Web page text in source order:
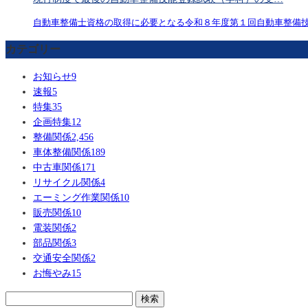
自動車整備士資格の取得に必要となる令和８年度第１回自動車整備
カテゴリー
お知らせ9
速報5
特集35
企画特集12
整備関係2,456
車体整備関係189
中古車関係171
リサイクル関係4
エーミング作業関係10
販売関係10
電装関係2
部品関係3
交通安全関係2
お悔やみ15